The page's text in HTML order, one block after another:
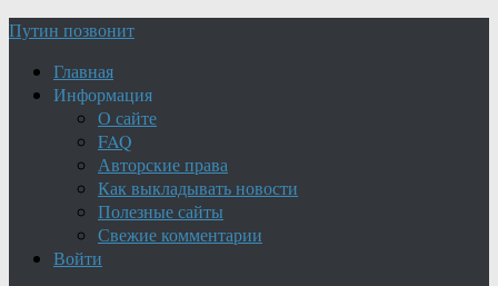
Путин позвонит
Главная
Информация
О сайте
FAQ
Авторские права
Как выкладывать новости
Полезные сайты
Свежие комментарии
Войти